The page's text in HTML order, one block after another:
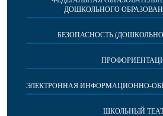
ДОШКОЛЬНОГО
БЕЗОПАСНОСТЬ
ЭЛЕКТРОННАЯ ИНФОРМАЦИОННО-
ШКОЛЬНЫЙ